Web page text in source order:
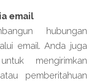
email
hubungan
email. Anda juga
mengirimkan
pemberitahuan